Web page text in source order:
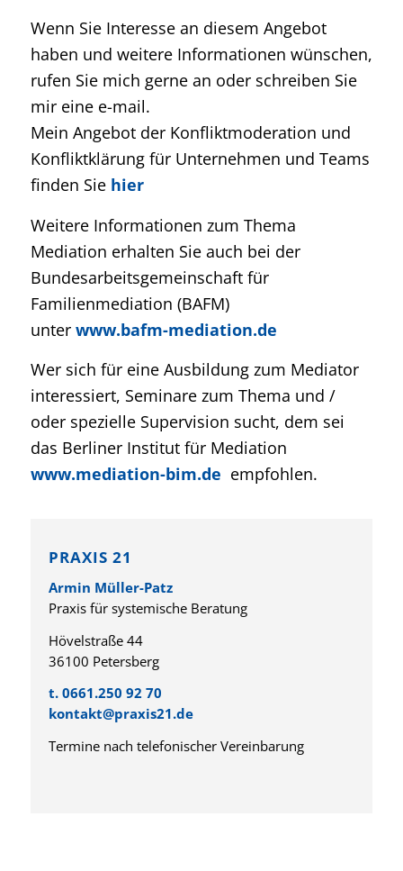
Wenn Sie Interesse an diesem Angebot
haben und weitere Informationen wünschen,
rufen Sie mich gerne an oder schreiben Sie
mir eine e-mail.
Mein Angebot der Konfliktmoderation und
Konfliktklärung für Unternehmen und Teams
finden Sie hier
Weitere Informationen zum Thema
Mediation erhalten Sie auch bei der
Bundesarbeitsgemeinschaft für
Familienmediation (BAFM)
unter www.bafm-mediation.de
Wer sich für eine Ausbildung zum Mediator
interessiert, Seminare zum Thema und /
oder spezielle Supervision sucht, dem sei
das Berliner Institut für Mediation
www.mediation-bim.de empfohlen.
PRAXIS 21
Armin Müller-Patz
Praxis für systemische Beratung
Hövelstraße 44
36100 Petersberg
t. 0661.250 92 70
kontakt@praxis21.de
Termine nach telefonischer Vereinbarung